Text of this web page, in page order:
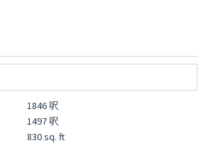
1846 呎
1497 呎
830 sq. ft